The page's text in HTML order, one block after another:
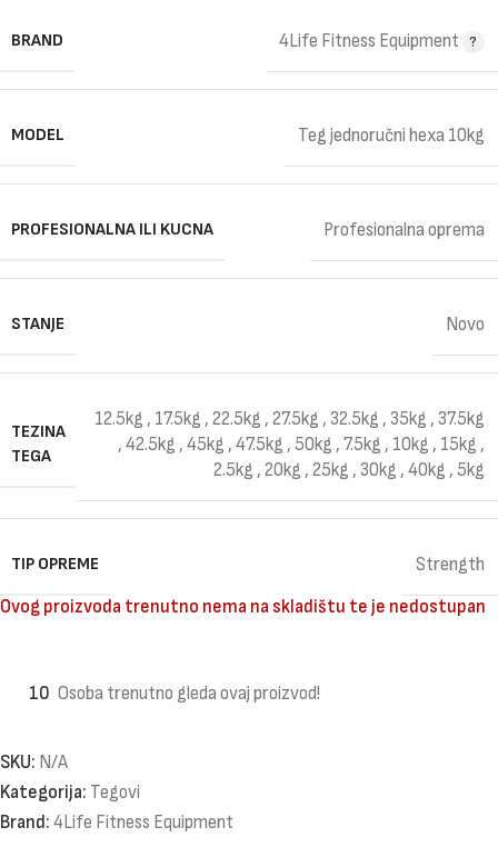
BRAND 4Life Fitness Equipment
MODEL Teg jednoručni hexa 10kg
PROFESIONALNA ILI KUCNA Profesionalna oprema
STANJE Novo
TEZINA
TEGA
12.5kg , 17.5kg , 22.5kg , 27.5kg , 32.5kg , 35kg , 37.5kg
, 42.5kg , 45kg , 47.5kg , 50kg , 7.5kg , 10kg , 15kg ,
2.5kg , 20kg , 25kg , 30kg , 40kg , 5kg
TIP OPREME
Strength
Ovog proizvoda trenutno nema na skladištu te je nedostupan
10 Osoba trenutno gleda ovaj proizvod!
SKU: N/A
Kategorija: Tegovi
Brand: 4Life Fitness Equipment